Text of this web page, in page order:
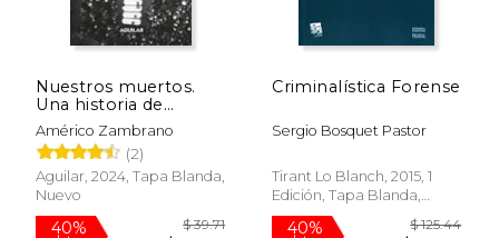
Nuestros muertos.
Una historia de
violencia y represión
Américo Zambrano
(2)
Aguilar, 2024, Tapa Blanda,
Nuevo
Criminalística Forense
Sergio Bosquet Pastor
Tirant Lo Blanch, 2015, 1
Edición, Tapa Blanda,
Nuevo